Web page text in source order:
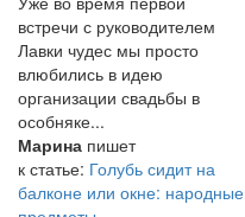
встречи с руководителем
Лавки чудес мы просто
влюбились в идею
организации свадьбы в
особняке...
Марина пишет
к статье: Голубь сидит на
балконе или окне: народные